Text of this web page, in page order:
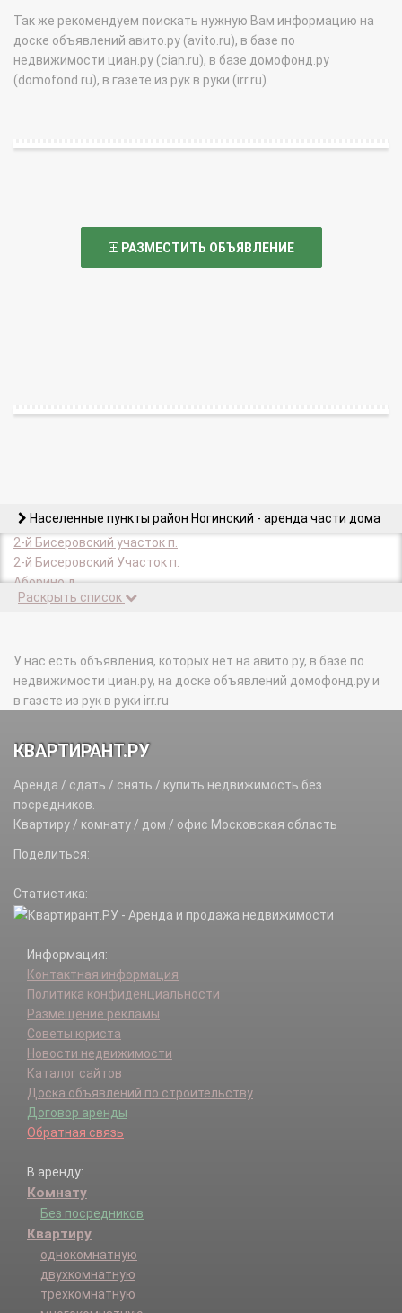
Так же рекомендуем поискать нужную Вам информацию на
доске объявлений авито.ру (avito.ru), в базе по
недвижимости циан.ру (cian.ru), в базе домофонд.ру
(domofond.ru), в газете из рук в руки (irr.ru).
РАЗМЕСТИТЬ ОБЪЯВЛЕНИЕ
Населенные пункты район Ногинский - аренда части дома
2-й Бисеровский участок п.
2-й Бисеровский Участок п.
Аборино д.
Авдотьино д.
Афанасово-1 д.
Бабеево д.
Балобаново с.
Белая д.
Березовый Мостик д.
Бисерово с.
Богослово с.
Боково д.
Борилово д.
Булгаково д.
Вишняково д.
Воскресенское с.
Всеволодово д.
Гаврилово д.
Горбуша п.
Горки д.
Громково д.
Дядькино д.
Елизаветино п.
Ельня д.
Есино д.
Загорново д.
Затишье п.
Зеленый п.
Зубцово д.
Иванисово с.
Ивашево д.
им Воровского рп.
Раскрыть список
У нас есть объявления, которых нет на авито.ру, в базе по
недвижимости циан.ру, на доске объявлений домофонд.ру и
в газете из рук в руки irr.ru
КВАРТИРАНТ.РУ
Аренда / сдать / снять / купить недвижимость без
посредников.
Квартиру / комнату / дом / офис Московская область
Поделиться:
Статистика:
Информация:
Контактная информация
Политика конфиденциальности
Размещение рекламы
Советы юриста
Новости недвижимости
Каталог сайтов
Доска объявлений по строительству
Договор аренды
Обратная связь
В аренду:
Комнату
Без посредников
Квартиру
однокомнатную
двухкомнатную
трехкомнатную